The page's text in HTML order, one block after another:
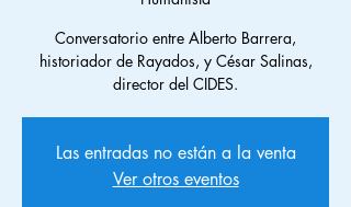
Conversatorio entre Alberto Barrera,
historiador de Rayados, y César Salinas,
director del CIDES.
Las entradas no están a la venta
Ver otros eventos